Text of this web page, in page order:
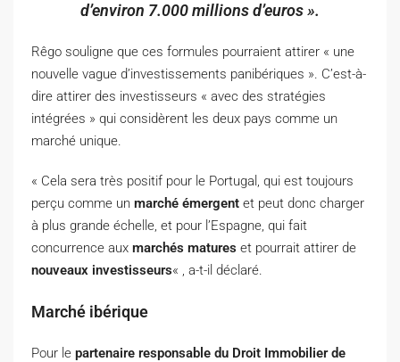
d’environ 7.000 millions d’euros ».
Rêgo souligne que ces formules pourraient attirer « une
nouvelle vague d’investissements panibériques ». C’est-à-
dire attirer des investisseurs « avec des stratégies
intégrées » qui considèrent les deux pays comme un
marché unique.
« Cela sera très positif pour le Portugal, qui est toujours
perçu comme un marché émergent et peut donc charger
à plus grande échelle, et pour l’Espagne, qui fait
concurrence aux marchés matures et pourrait attirer de
nouveaux investisseurs« , a-t-il déclaré.
Marché ibérique
Pour le partenaire responsable du Droit Immobilier de